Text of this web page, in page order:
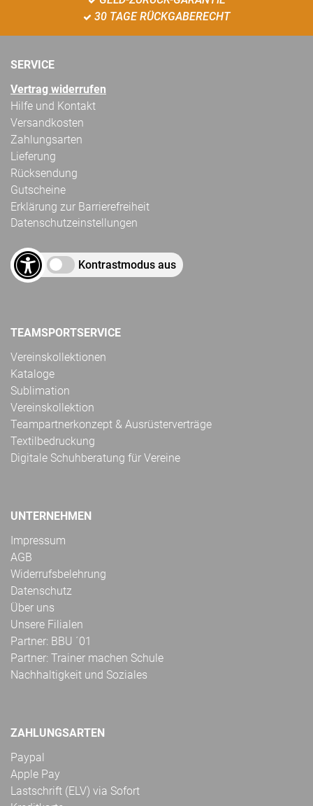
30 TAGE RÜCKGABERECHT
SERVICE
Vertrag widerrufen
Hilfe und Kontakt
Versandkosten
Zahlungsarten
Lieferung
Rücksendung
Gutscheine
Erklärung zur Barrierefreiheit
Datenschutzeinstellungen
Kontrastmodus aus
TEAMSPORTSERVICE
Vereinskollektionen
Kataloge
Sublimation
Vereinskollektion
Teampartnerkonzept & Ausrüsterverträge
Textilbedruckung
Digitale Schuhberatung für Vereine
UNTERNEHMEN
Impressum
AGB
Widerrufsbelehrung
Datenschutz
Über uns
Unsere Filialen
Partner: BBU ´01
Partner: Trainer machen Schule
Nachhaltigkeit und Soziales
ZAHLUNGSARTEN
Paypal
Apple Pay
Lastschrift (ELV) via Sofort